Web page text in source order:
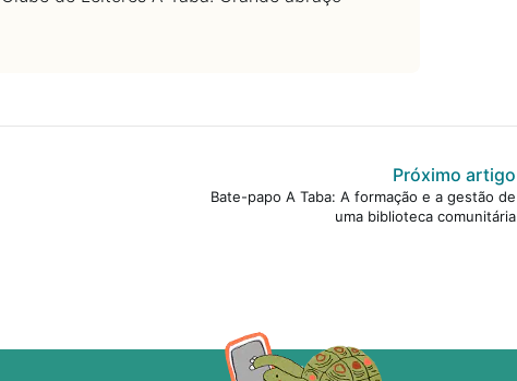
Próximo artigo
Bate-papo A Taba: A formação e a gestão de
uma biblioteca comunitária